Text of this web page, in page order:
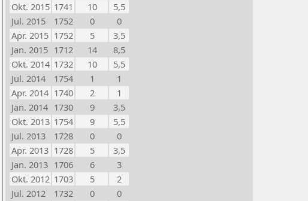
Okt. 2015 1741 10
5,5
Jul. 2015
1752 0
0
Apr. 2015 1752 5
3,5
Jan. 2015 1712 14
8,5
Okt. 2014 1732 10
5,5
Jul. 2014
1754 1
1
Apr. 2014 1740 2
1
Jan. 2014 1730 9
3,5
Okt. 2013 1754 9
5,5
Jul. 2013
1728 0
0
Apr. 2013 1728 5
3,5
Jan. 2013 1706 6
3
Okt. 2012 1703 5
2
Jul. 2012
1732 0
0